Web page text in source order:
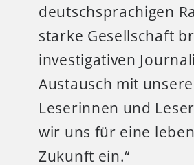
deutschsprachigen
starke Gesellschaft
investigativen
Austausch mit
Leserinnen und
wir uns für eine
Zukunft ein.“